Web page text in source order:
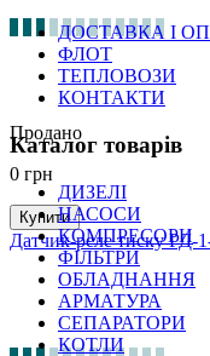
Продано
0 грн
Купити
Датчик-реле тиску
ДОСТАВКА І
ФЛОТ
ТЕПЛОВОЗИ
КОНТАКТИ
Каталог товарів
ДИЗЕЛІ
НАСОСИ
КОМПРЕСОРИ
ФІЛЬТРИ
ОБЛАДНАННЯ
АРМАТУРА
СЕПАРАТОРИ
КОТЛИ